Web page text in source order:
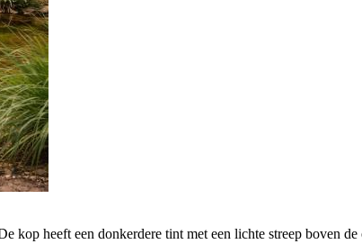
kop heeft een donkerdere tint met een lichte streep boven